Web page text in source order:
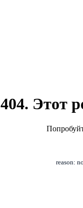
404. Этот
reason: